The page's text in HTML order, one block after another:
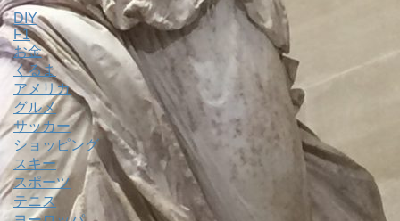
DIY
F1
お金
くるま
アメリカ
グルメ
サッカー
ショッピング
スキー
スポーツ
テニス